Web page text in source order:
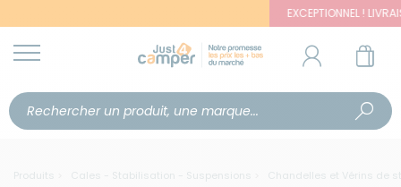
EXCEPTIONNEL ! LIVRAISON
Produits Cales - Stabilisation - Suspensions Chandelles et Vérins de